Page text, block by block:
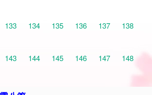
133 134 135 136 137
138
143 144 145 146 147
148